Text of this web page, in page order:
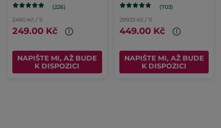
(226)
2490 Kč / 1l
249.00 Kč
NAPIŠTE MI, AŽ BUDE
K DISPOZICI
(703)
29933 Kč / 1l
449.00 Kč
NAPIŠTE MI, AŽ BUDE
K DISPOZICI